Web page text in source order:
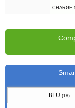
CHARGE
BLU (18)